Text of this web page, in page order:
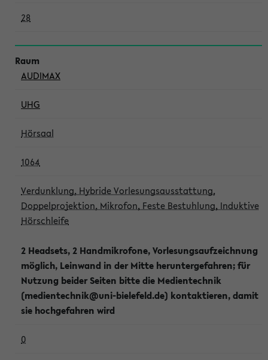
28
AUDIMAX
UHG
Hörsaal
1064
Verdunklung, Hybride Vorlesungsausstattung,
Doppelprojektion, Mikrofon, Feste Bestuhlung, Induktive
Hörschleife
2 Headsets, 2 Handmikrofone, Vorlesungsaufzeichnung
möglich, Leinwand in der Mitte heruntergefahren; für
Nutzung beider Seiten bitte die Medientechnik
(medientechnik@uni-bielefeld.de) kontaktieren, damit
sie hochgefahren wird
0